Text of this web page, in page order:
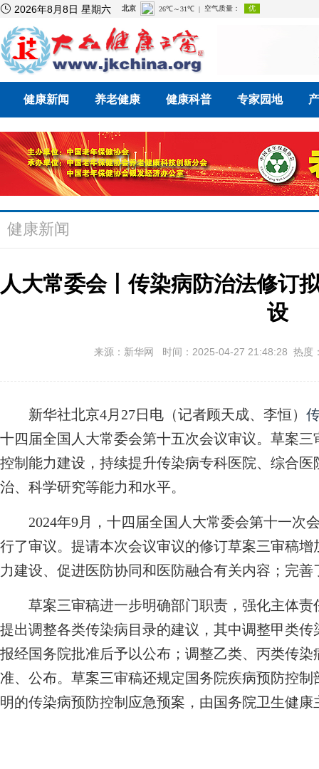
 2026年8月8日 星期六
健康新闻 养老健康 健康科普 专家园地
健康新闻
人大常委会丨传染病防治法修订
设
来源：新华网 时间：2025-04-27 21:48:28 热度
新华社北京4月27日电（记者顾天成、李恒）
十四届全国人大常委会第十五次会议审议。草案
控制能力建设，持续提升传染病专科医院、综合
治、科学研究等能力和水平。
2024年9月，十四届全国人大常委会第十一次
行了审议。提请本次会议审议的修订草案三审稿
力建设、促进医防协同和医防融合有关内容；完
草案三审稿进一步明确部门职责，强化主体责
提出调整各类传染病目录的建议，其中调整甲类
报经国务院批准后予以公布；调整乙类、丙类传
准、公布。草案三审稿还规定国务院疾病预防控
明的传染病预防控制应急预案，由国务院卫生健